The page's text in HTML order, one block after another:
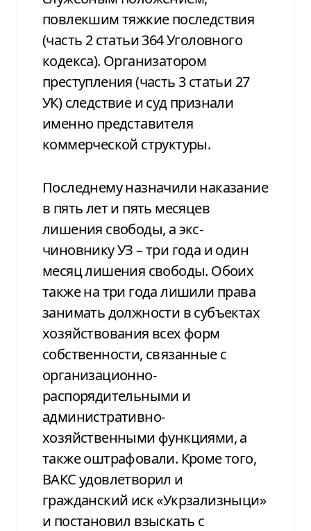
повлекшим тяжкие последствия
(часть 2 статьи 364 Уголовного
кодекса). Организатором
преступления (часть 3 статьи 27
УК) следствие и суд признали
именно представителя
коммерческой структуры.
Последнему назначили наказание
в пять лет и пять месяцев
лишения свободы, а экс-
чиновнику УЗ – три года и один
месяц лишения свободы. Обоих
также на три года лишили права
занимать должности в субъектах
хозяйствования всех форм
собственности, связанные с
организационно-
распорядительными и
административно-
хозяйственными функциями, а
также оштрафовали. Кроме того,
ВАКС удовлетворил и
гражданский иск «Укрзализныци»
и постановил взыскать с